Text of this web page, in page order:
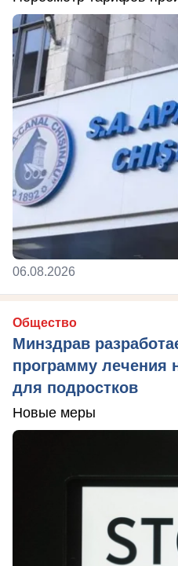
06.08.2026
Общество
Минздрав
программу лечения
для подростков
Новые меры